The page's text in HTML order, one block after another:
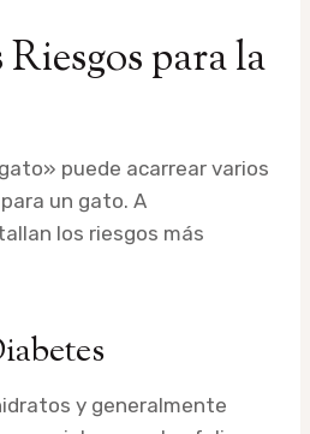
para la
puede acarrear varios
un gato. A
los riesgos más
y generalmente